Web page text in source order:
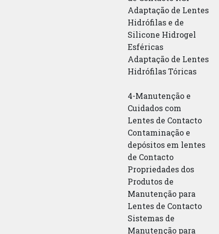
Adaptação de Lentes
Hidrófilas e de
Silicone Hidrogel
Esféricas
Adaptação de Lentes
Hidrófilas Tóricas
4-Manutenção e
Cuidados com
Lentes de Contacto
Contaminação e
depósitos em lentes
de Contacto
Propriedades dos
Produtos de
Manutenção para
Lentes de Contacto
Sistemas de
Manutenção para